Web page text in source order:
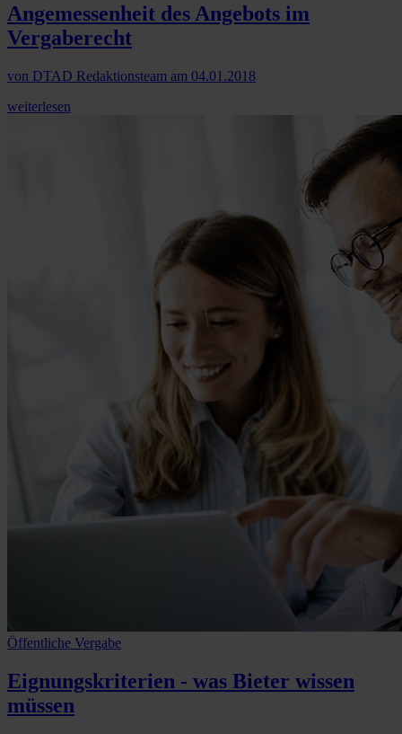
Angemessenheit des Angebots im
Vergaberecht
von DTAD Redaktionsteam am 04.01.2018
weiterlesen
Öffentliche Vergabe
Eignungskriterien - was Bieter wissen
müssen